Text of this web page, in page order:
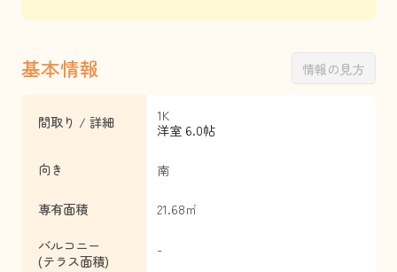
基本情報 情報の見方
間取り / 詳細
1K
洋室 6.0帖
向き 南
専有面積
21.68㎡
バルコニー
(テラス面積)
-